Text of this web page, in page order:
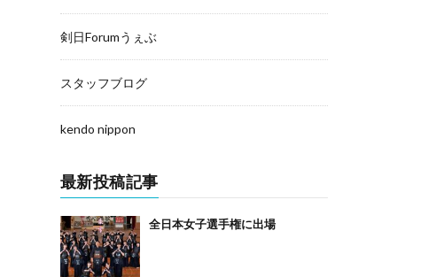
剣日Forumうぇぶ
スタッフブログ
kendo nippon
最新投稿記事
全日本女子選手権に出場